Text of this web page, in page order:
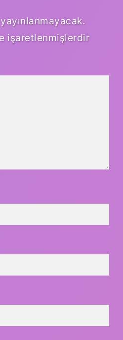
işaretlenmişlerdir